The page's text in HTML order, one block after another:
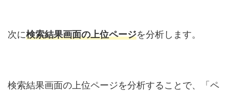
次に検索結果画面の上位ページを分析します。
検索結果画面の上位ページを分析することで、「ペ